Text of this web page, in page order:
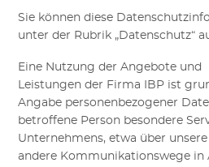
Sie können diese
unter der Rubrik „Datenschutz“
Eine Nutzung derAngebote und
Leistungender Firma IBP ist
Angabe personenbezogener
betroffene Person besondere
Unternehmens, etwa über
andere Kommunikationswege in